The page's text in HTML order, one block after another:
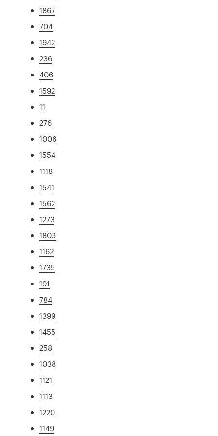
1867
704
1942
236
406
1592
11
276
1006
1554
1118
1541
1562
1273
1803
1162
1735
191
784
1399
1455
258
1038
1121
1113
1220
1149